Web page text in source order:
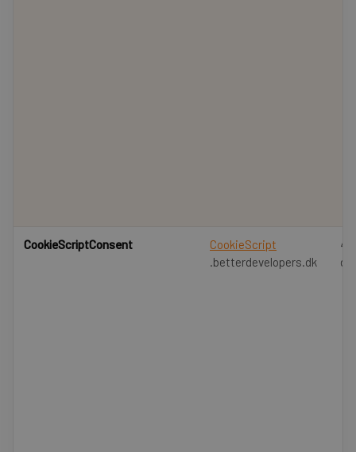
CookieScriptConsent
CookieScript
.betterdevelopers.dk
4